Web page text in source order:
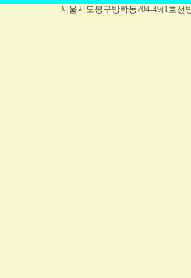
서울시도봉구방학동704-49(1호선